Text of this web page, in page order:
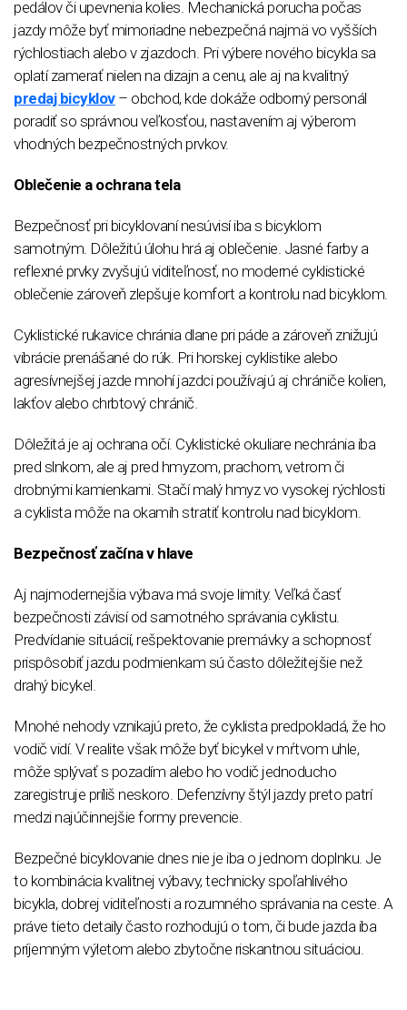
pedálov či upevnenia kolies. Mechanická porucha počas
jazdy môže byť mimoriadne nebezpečná najmä vo vyšších
rýchlostiach alebo v zjazdoch. Pri výbere nového bicykla sa
oplatí zamerať nielen na dizajn a cenu, ale aj na kvalitný
predaj bicyklov– obchod, kde dokáže odborný personál
poradiť so správnou veľkosťou, nastavením aj výberom
vhodných bezpečnostných prvkov.
Oblečenie a ochrana tela
Bezpečnosť pri bicyklovaní nesúvisí iba s bicyklom
samotným. Dôležitú úlohu hrá aj oblečenie. Jasné farby a
reflexné prvky zvyšujú viditeľnosť, no moderné cyklistické
oblečenie zároveň zlepšuje komfort a kontrolu nad bicyklom.
Cyklistické rukavice chránia dlane pri páde a zároveň znižujú
vibrácie prenášané do rúk. Pri horskej cyklistike alebo
agresívnejšej jazde mnohí jazdci používajú aj chrániče kolien,
lakťov alebo chrbtový chránič.
Dôležitá je aj ochrana očí. Cyklistické okuliare nechránia iba
pred slnkom, ale aj pred hmyzom, prachom, vetrom či
drobnými kamienkami. Stačí malý hmyz vo vysokej rýchlosti
a cyklista môže na okamih stratiť kontrolu nad bicyklom.
Bezpečnosť začína v hlave
Aj najmodernejšia výbava má svoje limity. Veľká časť
bezpečnosti závisí od samotného správania cyklistu.
Predvídanie situácií, rešpektovanie premávky a schopnosť
prispôsobiť jazdu podmienkam sú často dôležitejšie než
drahý bicykel.
Mnohé nehody vznikajú preto, že cyklista predpokladá, že ho
vodič vidí. V realite však môže byť bicykel v mŕtvom uhle,
môže splývať s pozadím alebo ho vodič jednoducho
zaregistruje príliš neskoro. Defenzívny štýl jazdy preto patrí
medzi najúčinnejšie formy prevencie.
Bezpečné bicyklovanie dnes nie je iba o jednom doplnku. Je
to kombinácia kvalitnej výbavy, technicky spoľahlivého
bicykla, dobrej viditeľnosti a rozumného správania na ceste. A
práve tieto detaily často rozhodujú o tom, či bude jazda iba
príjemným výletom alebo zbytočne riskantnou situáciou.